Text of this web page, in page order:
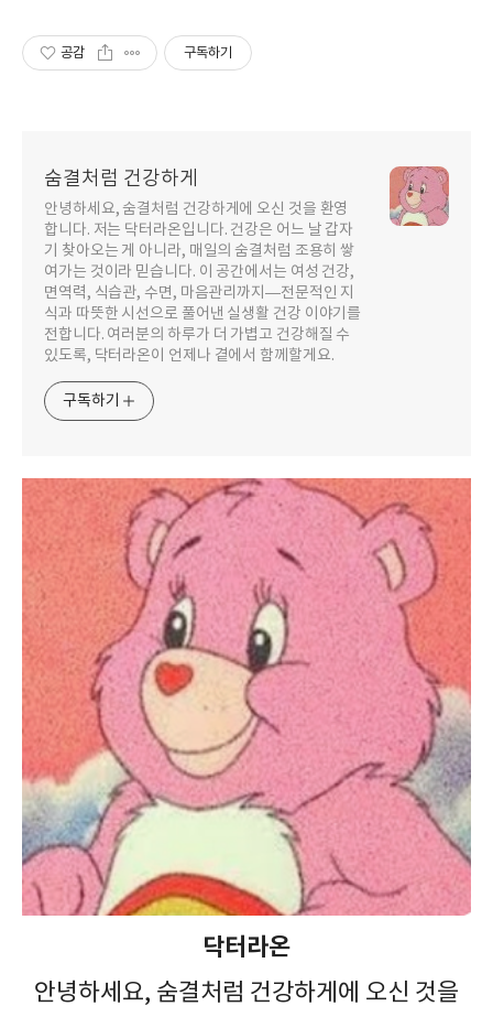
공감 구독하기
숨결처럼 건강하게
안녕하세요, 숨결처럼 건강하게에 오신 것을 환영
합니다. 저는 닥터라온입니다. 건강은 어느 날 갑자
기 찾아오는 게 아니라, 매일의 숨결처럼 조용히 쌓
여가는 것이라 믿습니다. 이 공간에서는 여성 건강,
면역력, 식습관, 수면, 마음관리까지—전문적인 지
식과 따뜻한 시선으로 풀어낸 실생활 건강 이야기를
전합니다. 여러분의 하루가 더 가볍고 건강해질 수
있도록, 닥터라온이 언제나 곁에서 함께할게요.
구독하기
닥터라온
안녕하세요, 숨결처럼 건강하게에 오신 것을